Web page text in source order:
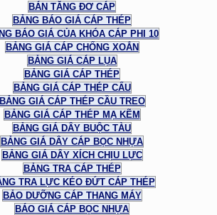
BÁN TĂNG ĐƠ CÁP
BẢNG BÁO GIÁ CÁP THÉP
BÁO GIÁ CỦA KHÓA CÁP PHI 10
BẢNG GIÁ CÁP CHỐNG XOẮN
BẢNG GIÁ CÁP LỤA
BẢNG GIÁ CÁP THÉP
BẢNG GIÁ CÁP THÉP CẨU
BẢNG GIÁ CÁP THÉP CẦU TREO
BẢNG GIÁ CÁP THÉP MẠ KẼM
BẢNG GIÁ DÂY BUỘC TÀU
BẢNG GIÁ DÂY CÁP BỌC NHỰA
BẢNG GIÁ DÂY XÍCH CHỊU LỰC
BẢNG TRA CÁP THÉP
TRA LỰC KÉO ĐỨT CÁP THÉP
BẢO DƯỠNG CÁP THANG MÁY
BÁO GIÁ CÁP BỌC NHỰA